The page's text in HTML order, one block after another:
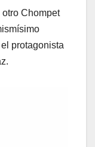
Chompet
protagonista